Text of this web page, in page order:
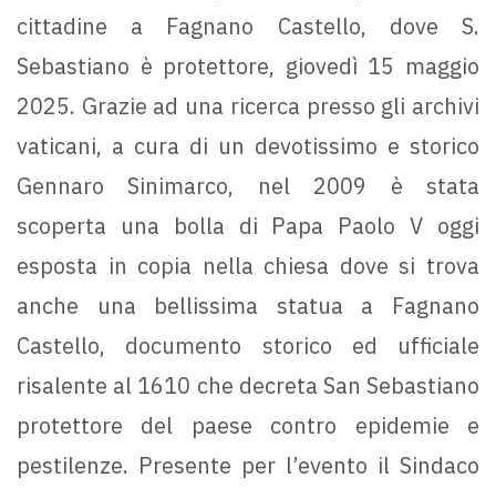
cittadine a Fagnano Castello, dove S.
Sebastiano è protettore, giovedì 15 maggio
2025. Grazie ad una ricerca presso gli archivi
vaticani, a cura di un devotissimo e storico
Gennaro Sinimarco, nel 2009 è stata
scoperta una bolla di Papa Paolo V oggi
esposta in copia nella chiesa dove si trova
anche una bellissima statua a Fagnano
Castello, documento storico ed ufficiale
risalente al 1610 che decreta San Sebastiano
protettore del paese contro epidemie e
pestilenze. Presente per l’evento il Sindaco